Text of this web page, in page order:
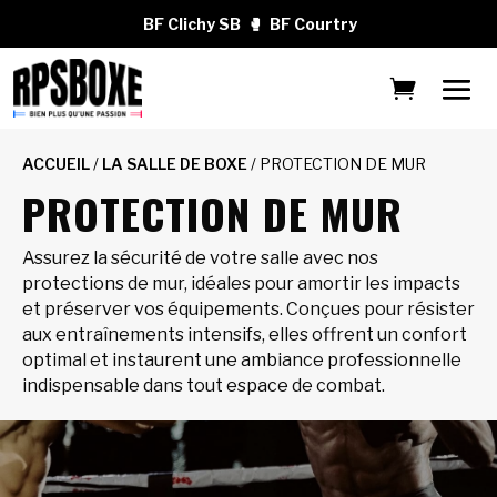
BF Clichy SB 🥊 BF Courtry
ACCUEIL/ LA SALLE DE BOXE / PROTECTION DE MUR
PROTECTION DE MUR
Assurez la sécurité de votre salle avec nos
protections de mur, idéales pour amortir les impacts
et préserver vos équipements. Conçues pour résister
aux entraînements intensifs, elles offrent un confort
optimal et instaurent une ambiance professionnelle
indispensable dans tout espace de combat.